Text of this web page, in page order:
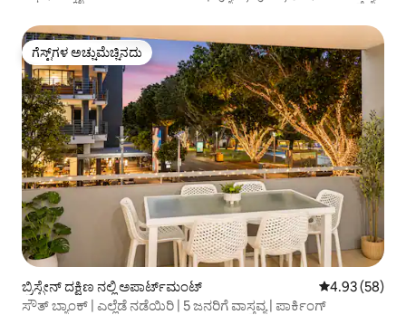
ಗೆಸ್ಟ್‌ಗಳ ಅಚ್ಚುಮೆಚ್ಚಿನದು
ಗೆಸ್ಟ್‌ಗಳ ಅಚ್ಚುಮೆಚ್ಚಿನದು
ಬ್ರಿಸ್ಬೇನ್ ದಕ್ಷಿಣ ನಲ್ಲಿ ಅಪಾರ್ಟ್‌ಮಂಟ್ 5 ರಲ್ಲಿ 4.93
4.93 (58)
ಸೌತ್ ಬ್ಯಾಂಕ್ | ಎಲ್ಲೆಡೆ ನಡೆಯಿರಿ | 5 ಜನರಿಗೆ ವಾಸ್ತವ್ಯ | ಪಾರ್ಕಿಂಗ್